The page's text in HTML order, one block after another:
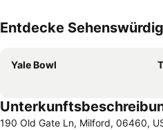
Entdecke
Yale Bowl
190 Old Gate Ln, Milford, 06460,